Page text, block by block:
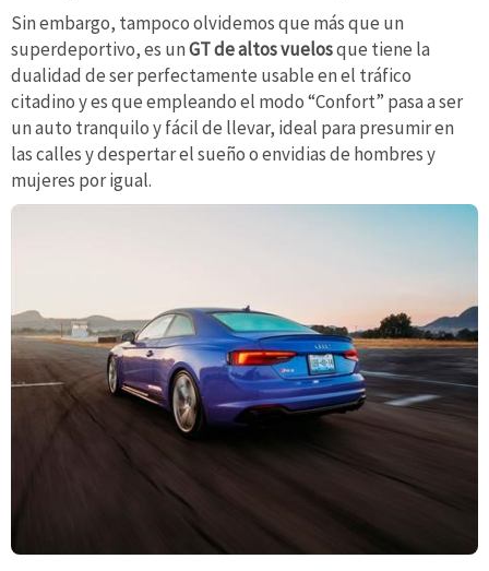
Sin embargo, tampoco olvidemos que más que un
superdeportivo, es unGT de altos vuelosque tiene la
dualidad de ser perfectamente usable en el tráfico
citadino y es que empleando el modo “Confort” pasa a ser
un auto tranquilo y fácil de llevar, ideal para presumir en
las calles y despertar el sueño o envidias de hombres y
mujeres por igual.